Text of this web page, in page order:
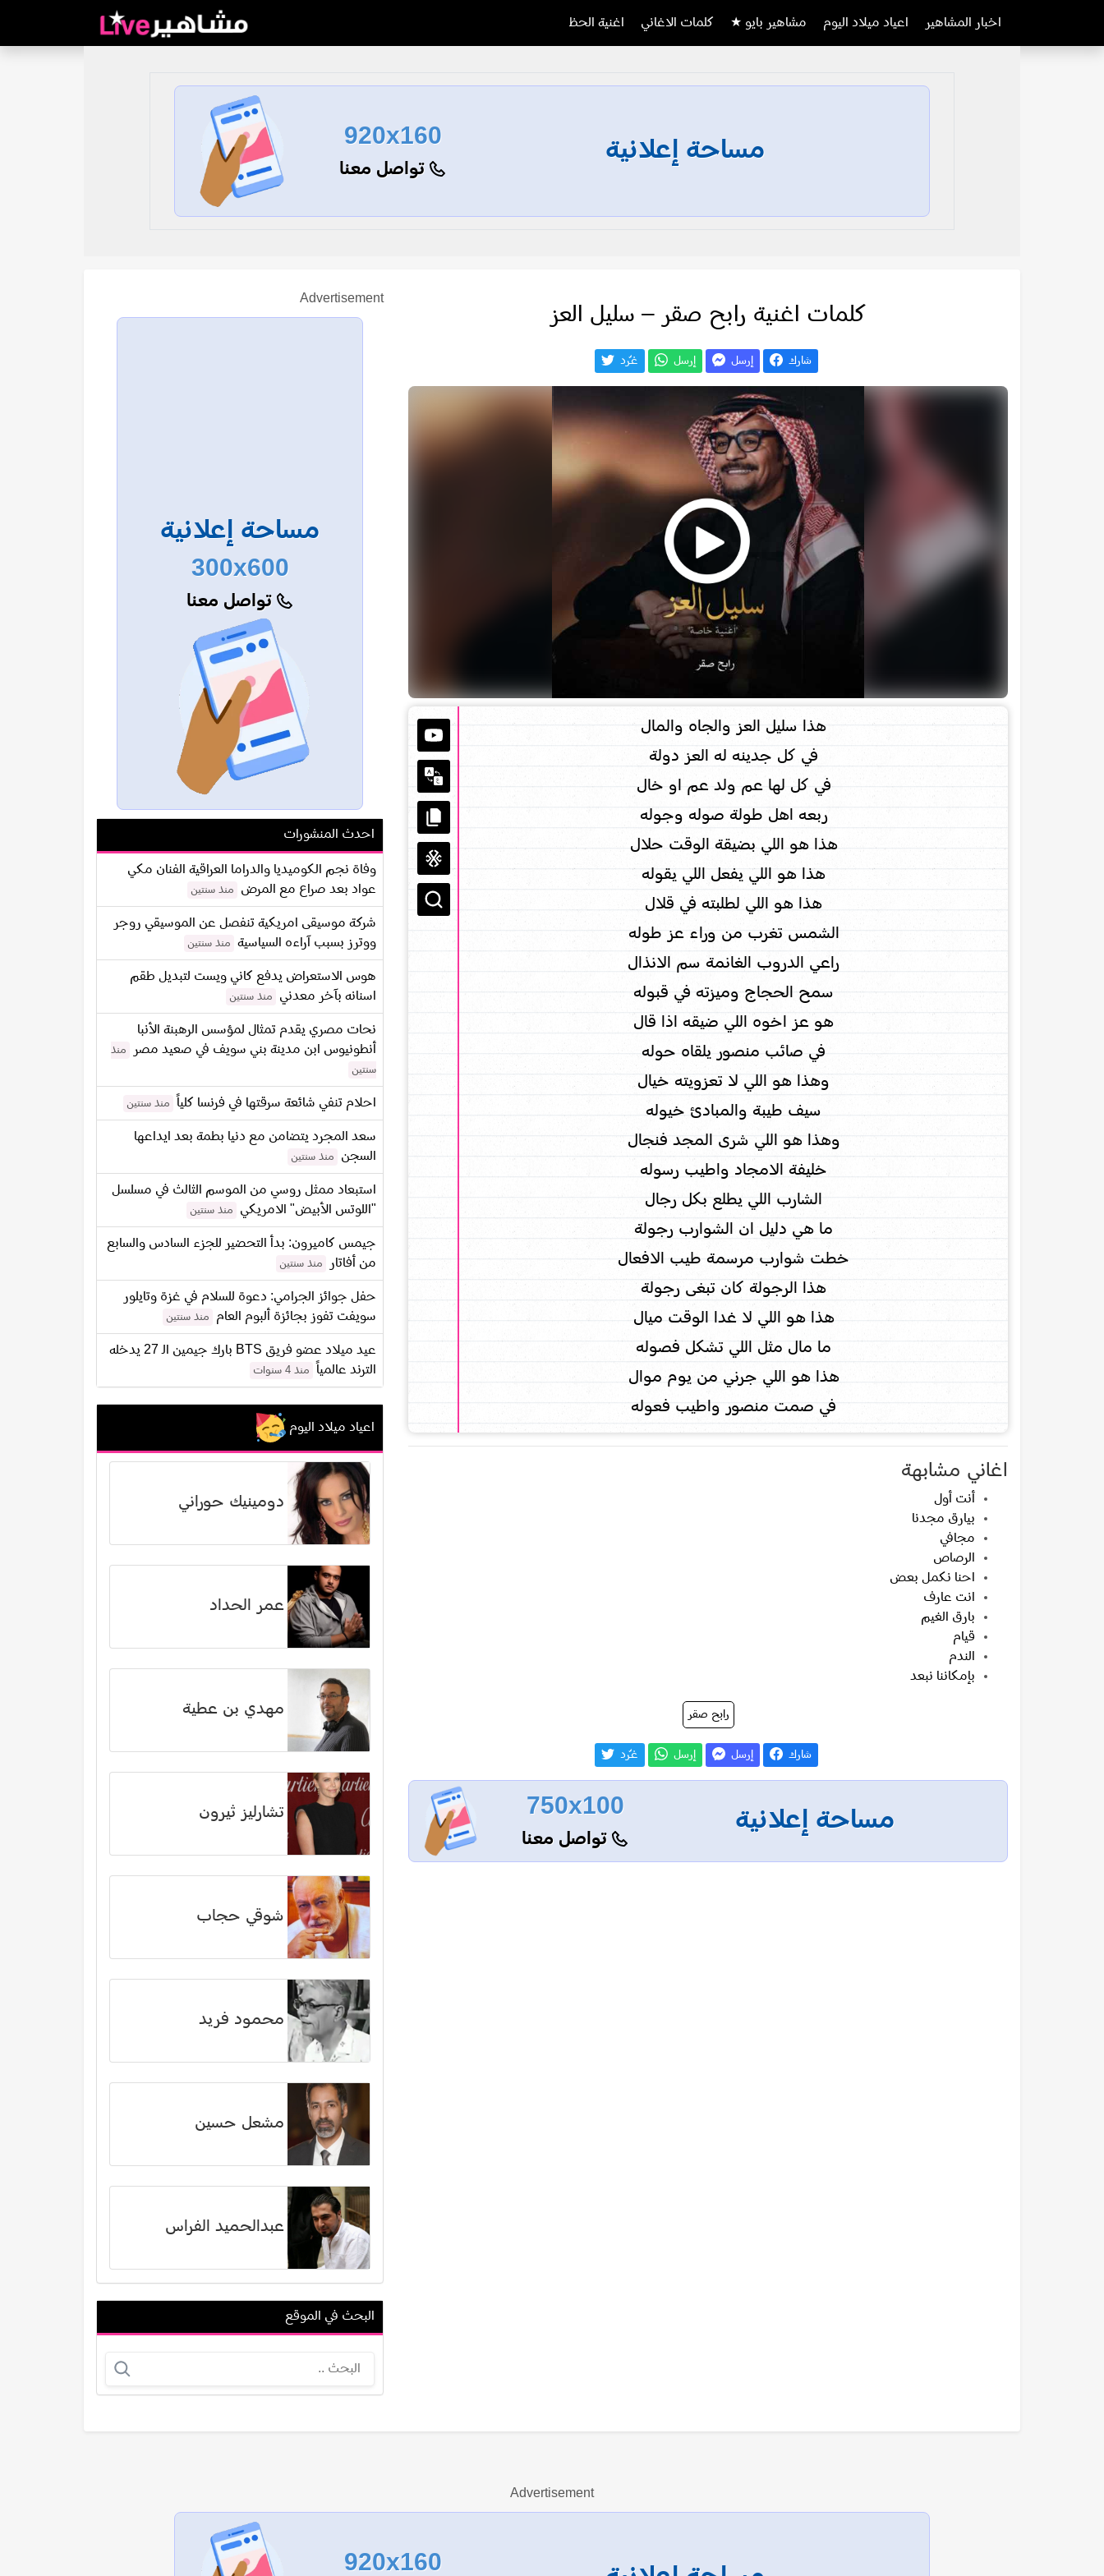
اخبار المشاهير اعياد ميلاد اليوم مشاهير بايو ★ كلمات الاغاني اغنية الحظ
مساحة إعلانية
920x160
تواصل معنا
كلمات اغنية رابح صقر – سليل العز
شارك إرسل إرسل غـّرد
هذا سليل العز والجاه والمال
في كل جدينه له العز دولة
في كل لها عم ولد عم او خال
ربعه اهل طولة صوله وجوله
هذا هو اللي بضيقة الوقت حلال
هذا هو اللي يفعل اللي يقوله
هذا هو اللي لطلبته في قلال
الشمس تغرب من وراء عز طوله
راعي الدروب الغانمة سم الانذال
سمح الحجاج وميزته في قبوله
هو عز اخوه اللي ضيقه اذا قال
في صائب منصور يلقاه حوله
وهذا هو اللي لا تعزويته خيال
سيف طيبة والمبادئ خيوله
وهذا هو اللي شرى المجد فنجال
خليفة الامجاد واطيب رسوله
الشارب اللي يطلع بكل رجال
ما هي دليل ان الشوارب رجولة
خطت شوارب مرسمة طيب الافعال
هذا الرجولة كان تبغى رجولة
هذا هو اللي لا غدا الوقت ميال
ما مال مثل اللي تشكل فصوله
هذا هو اللي جرني من يوم موال
في صمت منصور واطيب فعوله
اغاني مشابهة
أنت أول
بيارق مجدنا
مجافي
الرصاص
احنا نكمل بعض
انت عارف
بارق الغيم
قيام
الندم
بإمكاننا نبعد
رابح صقر
شارك إرسل إرسل غـّرد
مساحة إعلانية
750x100
تواصل معنا
Advertisement
مساحة إعلانية
300x600
تواصل معنا
احدث المنشورات
وفاة نجم الكوميديا والدراما العراقية الفنان مكي
عواد بعد صراع مع المرض
منذ سنتين
شركة موسيقى امريكية تنفصل عن الموسيقي روجر
ووترز بسبب آراءه السياسية
منذ سنتين
هوس الاستعراض يدفع كاني ويست لتبديل طقم
اسنانه بآخر معدني
منذ سنتين
نحات مصري يقدم تمثال لمؤسس الرهبنة الأنبا
أنطونيوس ابن مدينة بني سويف في صعيد مصر
منذ
سنتين
احلام تنفي شائعة سرقتها في فرنسا كلياً منذ سنتين
سعد المجرد يتضامن مع دنيا بطمة بعد ايداعها
السجن
منذ سنتين
استبعاد ممثل روسي من الموسم الثالث في مسلسل
"اللوتس الأبيض" الامريكي
منذ سنتين
جيمس كاميرون: بدأ التحضير للجزء السادس والسابع
من أفاتار
منذ سنتين
حفل جوائز الجرامي: دعوة للسلام في غزة وتايلور
سويفت تفوز بجائزة ألبوم العام
منذ سنتين
عيد ميلاد عضو فريق BTS بارك جيمين الـ 27 يدخله
الترند عالمياً
منذ 4 سنوات
اعياد ميلاد اليوم
دومينيك حوراني
عمر الحداد
مهدي بن عطية
تشارليز ثيرون
شوقي حجاب
محمود فريد
مشعل حسين
عبدالحميد الفراس
عادل السماسيري
عرض الكل
البحث في الموقع
Advertisement
920x160